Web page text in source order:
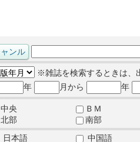
※雑誌を検索するときは、
年
月から 年
中央 ＢＭ
北部
南部
日本語 中国語